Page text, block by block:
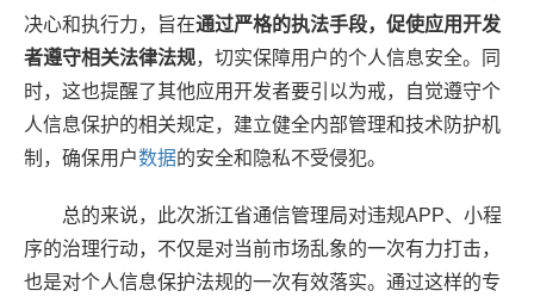
决心和执行力，旨在通过严格的执法手段，促使应用开发
者遵守相关法律法规，切实保障用户的个人信息安全。同
时，这也提醒了其他应用开发者要引以为戒，自觉遵守个
人信息保护的相关规定，建立健全内部管理和技术防护机
制，确保用户数据的安全和隐私不受侵犯。
总的来说，此次浙江省通信管理局对违规APP、小程
序的治理行动，不仅是对当前市场乱象的一次有力打击，
也是对个人信息保护法规的一次有效落实。通过这样的专